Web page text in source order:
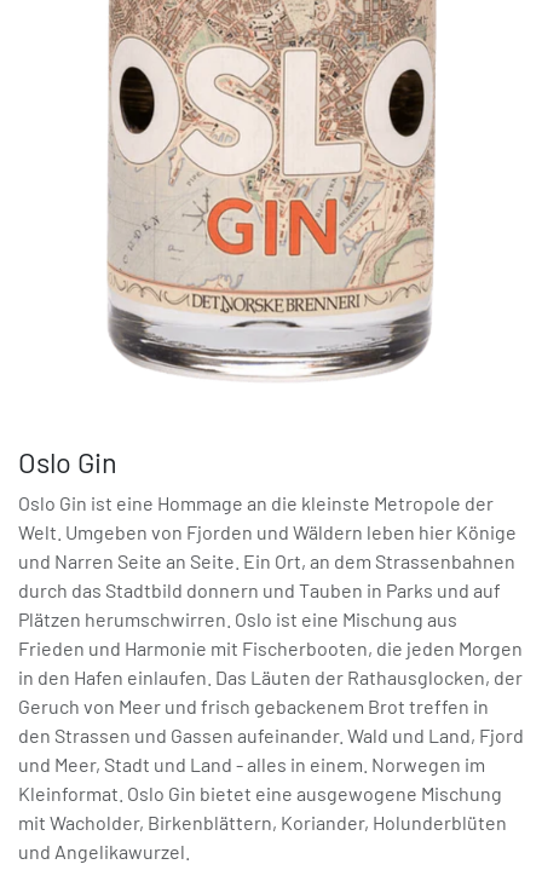
Oslo Gin
Oslo Gin ist eine Hommage an die kleinste Metropole der
Welt. Umgeben von Fjorden und Wäldern leben hier Könige
und Narren Seite an Seite. Ein Ort, an dem Strassenbahnen
durch das Stadtbild donnern und Tauben in Parks und auf
Plätzen herumschwirren. Oslo ist eine Mischung aus
Frieden und Harmonie mit Fischerbooten, die jeden Morgen
in den Hafen einlaufen. Das Läuten der Rathausglocken, der
Geruch von Meer und frisch gebackenem Brot treffen in
den Strassen und Gassen aufeinander. Wald und Land, Fjord
und Meer, Stadt und Land - alles in einem. Norwegen im
Kleinformat. Oslo Gin bietet eine ausgewogene Mischung
mit Wacholder, Birkenblättern, Koriander, Holunderblüten
und Angelikawurzel.